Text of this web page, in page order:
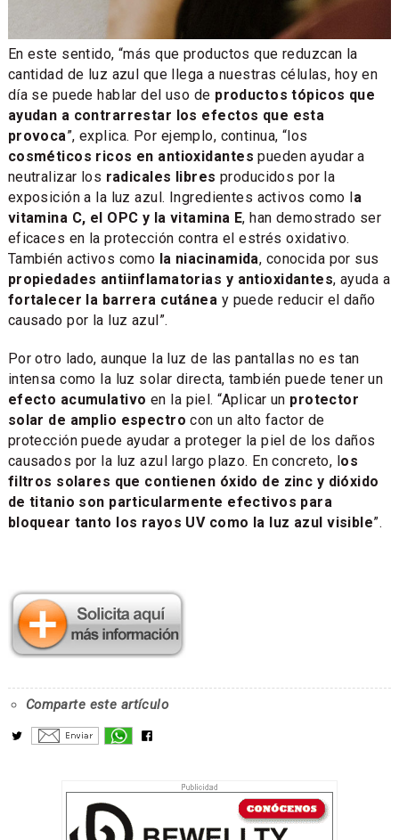
En este sentido, “más que productos que reduzcan la
cantidad de luz azul que llega a nuestras células, hoy en
día se puede hablar del uso de productos tópicos que
ayudan a contrarrestar los efectos que esta
provoca”, explica. Por ejemplo, continua, “los
cosméticos ricos en antioxidantes pueden ayudar a
neutralizar los radicales libres producidos por la
exposición a la luz azul. Ingredientes activos como la
vitamina C, el OPC y la vitamina E, han demostrado ser
eficaces en la protección contra el estrés oxidativo.
También activos como la niacinamida, conocida por sus
propiedades antiinflamatorias y antioxidantes, ayuda a
fortalecer la barrera cutánea y puede reducir el daño
causado por la luz azul”.
Por otro lado, aunque la luz de las pantallas no es tan
intensa como la luz solar directa, también puede tener un
efecto acumulativo en la piel. “Aplicar un protector
solar de amplio espectro con un alto factor de
protección puede ayudar a proteger la piel de los daños
causados por la luz azul largo plazo. En concreto, los
filtros solares que contienen óxido de zinc y dióxido
de titanio son particularmente efectivos para
bloquear tanto los rayos UV como la luz azul visible”.
Comparte este artículo